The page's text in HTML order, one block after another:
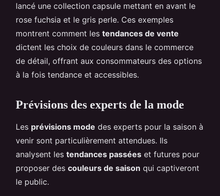
lancé une collection capsule mettant en avant le
rose fuchsia et le gris perle. Ces exemples
montrent comment les tendances de vente
dictent les choix de couleurs dans le commerce
de détail, offrant aux consommateurs des options
à la fois tendance et accessibles.
Prévisions des experts de la mode
Les prévisions mode des experts pour la saison à
venir sont particulièrement attendues. Ils
analysent les tendances passées et futures pour
proposer des couleurs de saison qui captiveront
le public.